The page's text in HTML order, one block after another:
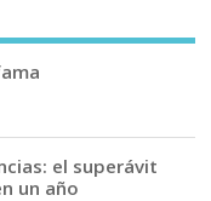
el superávit
un año